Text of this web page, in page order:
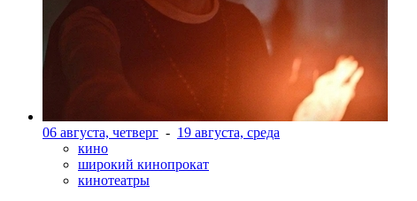
06 августа, четверг - 19 августа, среда
кино
широкий кинопрокат
кинотеатры